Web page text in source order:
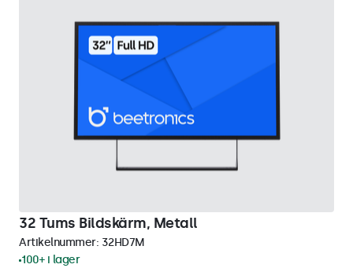
32 Tums Bildskärm, Metall
Artikelnummer: 32HD7M
100+ i lager